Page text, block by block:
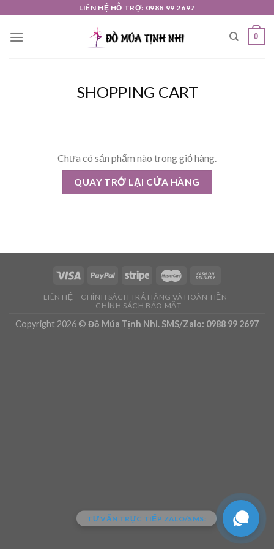
content
LIÊN HỆ HỖ TRỢ: 0988 99 2697
0
SHOPPING CART
Chưa có sản phẩm nào trong giỏ hàng.
QUAY TRỞ LẠI CỬA HÀNG
LIÊN HỆ
CHÍNH SÁCH TRẢ HÀNG VÀ HOÀN TIỀN
CHÍNH SÁCH BẢO MẬT
Copyright 2026 © Đồ Múa Tịnh Nhi. SMS/Zalo: 0988 99 2697
TƯ VẤN TRỰC TIẾP ZALO/SMS: